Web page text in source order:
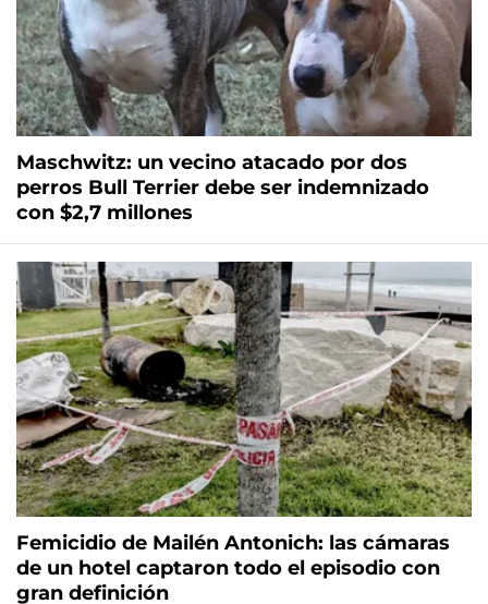
Maschwitz: un vecino atacado por dos
perros Bull Terrier debe ser indemnizado
con $2,7 millones
Femicidio de Mailén Antonich: las cámaras
de un hotel captaron todo el episodio con
gran definición